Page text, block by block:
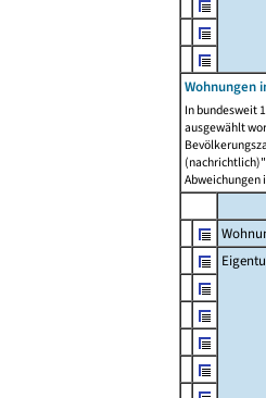
Wohnungen
In bundesweit
ausgewählt
Abweichungen